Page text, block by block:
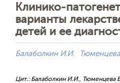
Клинико-
варианты
детей и ее
Балаболкин И.И.
Цит.: Балаболкин И.И., Тюменцева